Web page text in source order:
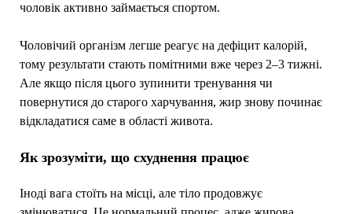
чоловік активно займається спортом.
Чоловічий організм легше реагує на дефіцит калорій,
тому результати стають помітними вже через 2–3 тижні.
Але якщо після цього зупинити тренування чи
повернутися до старого харчування, жир знову починає
відкладатися саме в області живота.
Як зрозуміти, що схуднення працює
Іноді вага стоїть на місці, але тіло продовжує